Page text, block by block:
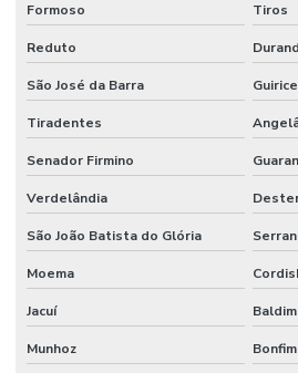
Formoso Tiros
Reduto
São José da Barra
Tiradentes
Senador Firmino
Verdelândia
São João Batista do Glória
Moema
Jacuí Baldim
Munhoz Bonfim